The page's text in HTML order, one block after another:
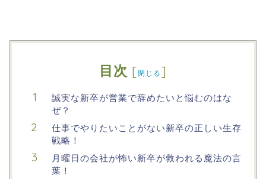
目次 [閉じる ]
誠実な新卒が営業で辞めたいと悩むのはな
ぜ？
仕事でやりたいことがない新卒の正しい生存
戦略！
月曜日の会社が怖い新卒が救われる魔法の言
葉！